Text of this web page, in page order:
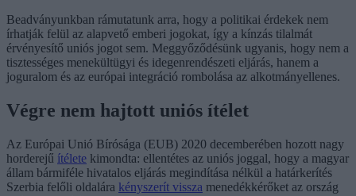
Beadványunkban rámutatunk arra, hogy a politikai érdekek nem
írhatják felül az alapvető emberi jogokat, így a kínzás tilalmát
érvényesítő uniós jogot sem. Meggyőződésünk ugyanis, hogy nem a
tisztességes menekültügyi és idegenrendészeti eljárás, hanem a
joguralom és az európai integráció rombolása az alkotmányellenes.
Végre nem hajtott uniós ítélet
Az Európai Unió Bírósága (EUB) 2020 decemberében hozott nagy
horderejű ítélete kimondta: ellentétes az uniós joggal, hogy a magyar
állam bármiféle hivatalos eljárás megindítása nélkül a határkerítés
Szerbia felőli oldalára kényszerít vissza menedékkérőket az ország